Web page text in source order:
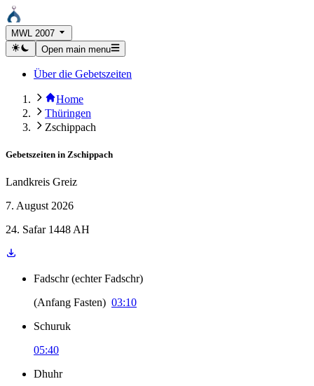
MWL 2007
Open main menu
Über die Gebetszeiten
Home
Thüringen
Zschippach
Gebetszeiten in Zschippach
Landkreis Greiz
7. August 2026
24. Safar 1448 AH
Fadschr (echter Fadschr)
(Anfang Fasten) 03:10
Schuruk
05:40
Dhuhr